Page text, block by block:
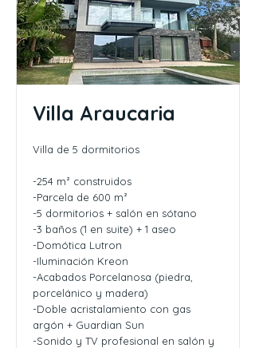
Villa Araucaria
Villa de 5 dormitorios
-254 m² construidos
-Parcela de 600 m²
-5 dormitorios + salón en sótano
-3 baños (1 en suite) + 1 aseo
-Domótica Lutron
-Iluminación Kreon
-Acabados Porcelanosa (piedra,
porcelánico y madera)
-Doble acristalamiento con gas
argón + Guardian Sun
-Sonido y TV profesional en salón y